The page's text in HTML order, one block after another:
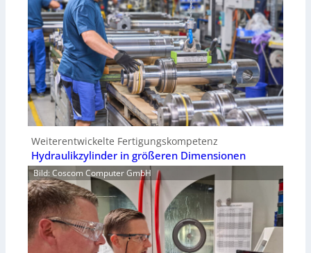
Weiterentwickelte Fertigungskompetenz
Hydraulikzylinder in größeren Dimensionen
Bild: Coscom Computer GmbH